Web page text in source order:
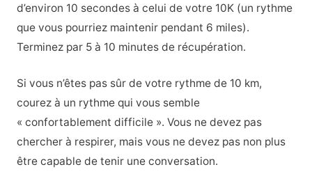
d’environ 10 secondes à celui de votre 10K (un rythme
que vous pourriez maintenir pendant 6 miles).
Terminez par 5 à 10 minutes de récupération.
Si vous n’êtes pas sûr de votre rythme de 10 km,
courez à un rythme qui vous semble
« confortablement difficile ». Vous ne devez pas
chercher à respirer, mais vous ne devez pas non plus
être capable de tenir une conversation.